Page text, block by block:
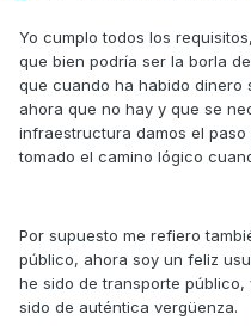
Yo cumplo todos los
que bien podría ser la borla
que cuando ha habido dinero
ahora que no hay y que se
infraestructura damos el
tomado el camino lógico
Por supuesto me refiero
público, ahora soy un feliz
he sido de transporte
sido de auténtica vergüenza.